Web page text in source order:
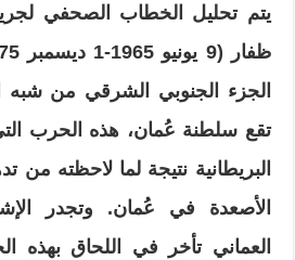
يتم تحليل الخطاب الصحفي
الجزء الجنوبي الشرقي من شبه
تقع سلطنة عُمان، هذه الحرب
البريطانية نتيجة لما لاحظته من
الأصعدة في عُمان. وتجدر
العماني تأخر في اللحاق بهذه